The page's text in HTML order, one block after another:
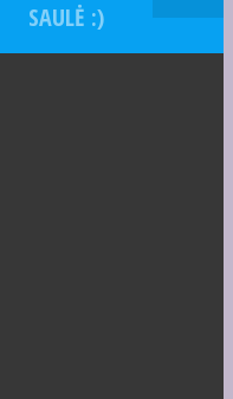
SAULĖ :)